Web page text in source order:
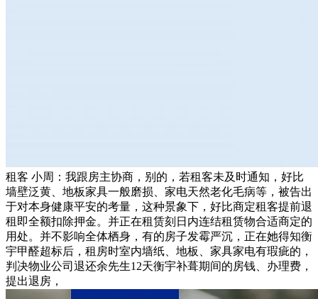
租客 小周：我跟房主协商，别的，若租客未及时通知，好比
墙壁泛黄、地板家具一般磨损、家电天然老化毛病等，被告出
于对本身健康平安的考量，这种景象下，好比商定租客提前退
租即全额扣除押金。并正在租赁刻日内连结租赁物合适商定的
用处。并不影响全体栖身，有的房子发霉严沉，正在她得知衡
宇甲醛超标后，租房时室内墙纸、地板、家具家电有瑕疵的，
判决物业公司退还余先生12天衡宇补葺期间的房钱、办理费，
提出退房，